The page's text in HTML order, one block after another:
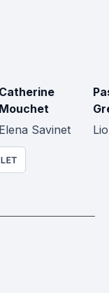
Catherine
Mouchet
Elena Savinet